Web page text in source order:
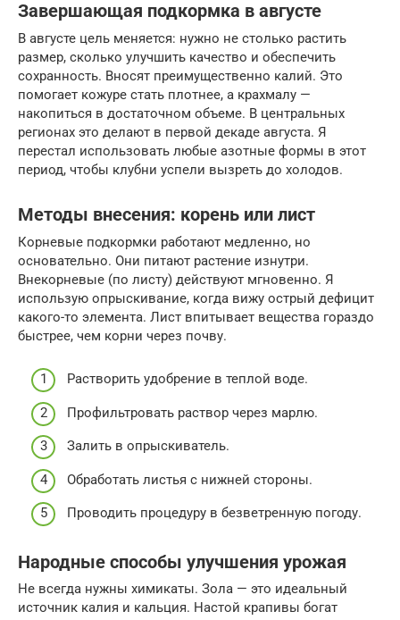
Завершающая подкормка в августе
В августе цель меняется: нужно не столько растить
размер, сколько улучшить качество и обеспечить
сохранность. Вносят преимущественно калий. Это
помогает кожуре стать плотнее, а крахмалу —
накопиться в достаточном объеме. В центральных
регионах это делают в первой декаде августа. Я
перестал использовать любые азотные формы в этот
период, чтобы клубни успели вызреть до холодов.
Методы внесения: корень или лист
Корневые подкормки работают медленно, но
основательно. Они питают растение изнутри.
Внекорневые (по листу) действуют мгновенно. Я
использую опрыскивание, когда вижу острый дефицит
какого-то элемента. Лист впитывает вещества гораздо
быстрее, чем корни через почву.
Растворить удобрение в теплой воде.
Профильтровать раствор через марлю.
Залить в опрыскиватель.
Обработать листья с нижней стороны.
Проводить процедуру в безветренную погоду.
Народные способы улучшения урожая
Не всегда нужны химикаты. Зола — это идеальный
источник калия и кальция. Настой крапивы богат